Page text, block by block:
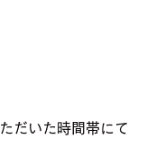
だいた時間帯にて